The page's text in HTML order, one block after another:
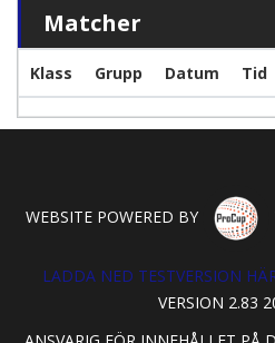
Matcher
Klass Grupp Datum Tid
WEBSITE POWERED BY
LADDA NED TESTVERSION
VERSION 2.83